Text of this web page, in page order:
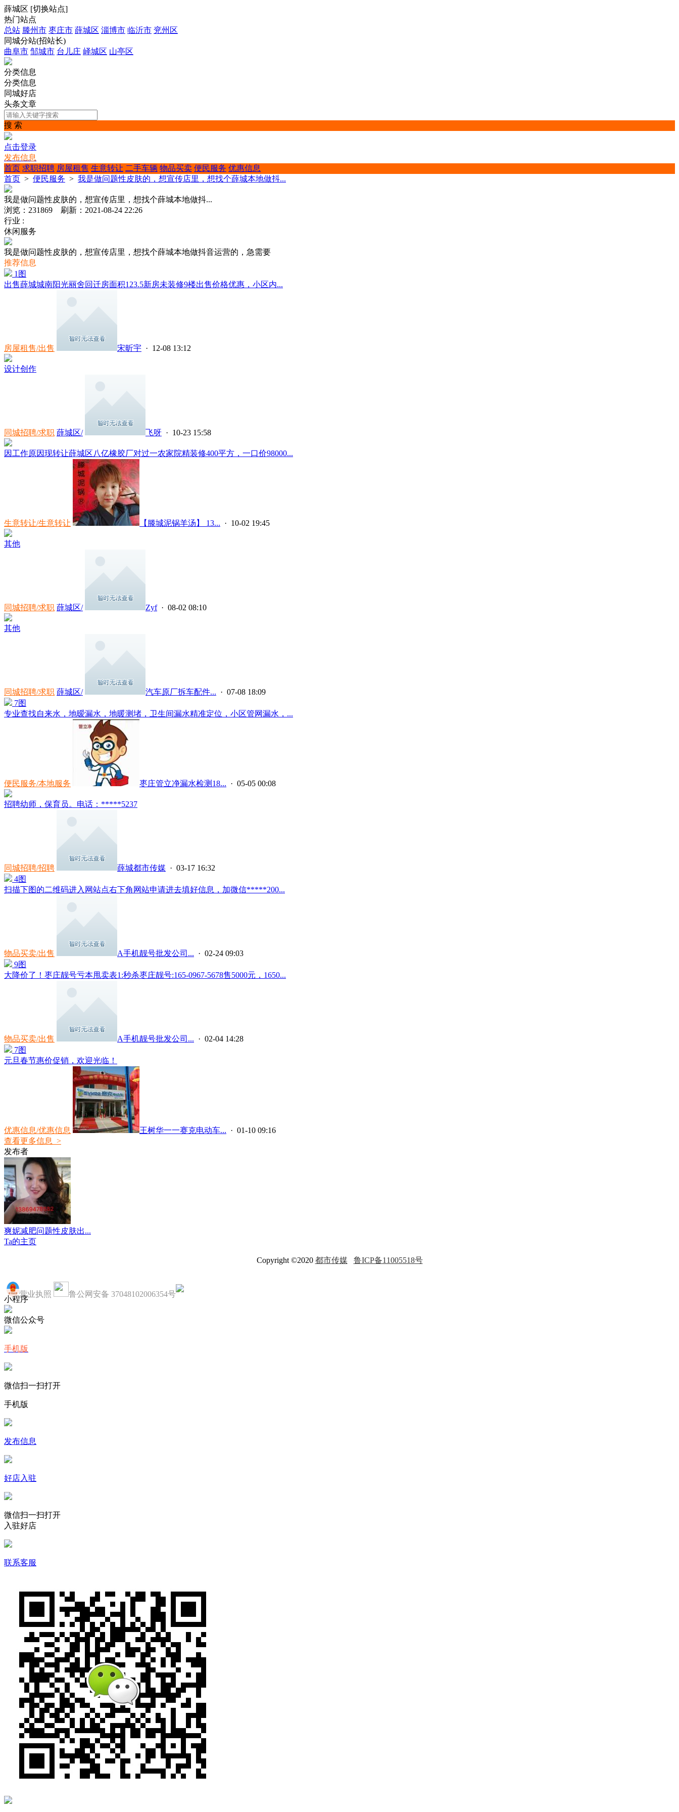
薛城区 [切换站点]
热门站点
总站 滕州市 枣庄市 薛城区 淄博市 临沂市 兖州区
同城分站(招站长)
曲阜市 邹城市 台儿庄 峄城区 山亭区
分类信息
分类信息
同城好店
头条文章
搜 索
点击登录
发布信息
首页 求职招聘 房屋租售 生意转让 二手车辆 物品买卖 便民服务 优惠信息
首页 > 便民服务 > 我是做问题性皮肤的，想宣传店里，想找个薛城本地做抖...
我是做问题性皮肤的，想宣传店里，想找个薛城本地做抖...
浏览：231869 刷新：2021-08-24 22:26
行业 :
休闲服务
我是做问题性皮肤的，想宣传店里，想找个薛城本地做抖音运营的，急需要
推荐信息
1图
出售薛城城南阳光丽舍回迁房面积123.5新房未装修9楼出售价格优惠，小区内...
房屋租售/出售 宋昕宇 · 12-08 13:12
设计创作
同城招聘/求职 薛城区/ 飞呀 · 10-23 15:58
因工作原因现转让薛城区八亿橡胶厂对过一农家院精装修400平方，一口价98000...
生意转让/生意转让 【滕城泥锅羊汤】 13... · 10-02 19:45
其他
同城招聘/求职 薛城区/ Zyf · 08-02 08:10
其他
同城招聘/求职 薛城区/ 汽车原厂拆车配件... · 07-08 18:09
7图
专业查找自来水，地暧漏水，地暖测堵，卫生间漏水精准定位，小区管网漏水，...
便民服务/本地服务 枣庄管立净漏水检测18... · 05-05 00:08
招聘幼师，保育员。电话：*****5237
同城招聘/招聘 薛城都市传媒 · 03-17 16:32
4图
扫描下图的二维码进入网站点右下角网站申请进去填好信息，加微信*****200...
物品买卖/出售 A手机靓号批发公司... · 02-24 09:03
9图
大降价了！枣庄靓号亏本甩卖表1:秒杀枣庄靓号:165-0967-5678售5000元，1650...
物品买卖/出售 A手机靓号批发公司... · 02-04 14:28
7图
元旦春节惠价促销，欢迎光临！
优惠信息/优惠信息 王树华一一赛克电动车... · 01-10 09:16
查看更多信息 >
发布者
爽妮减肥问题性皮肤出...
Ta的主页
Copyright ©2020 都市传媒 鲁ICP备11005518号
营业执照 鲁公网安备 37048102006354号
小程序
微信公众号
手机版
微信扫一扫打开
手机版
发布信息
好店入驻
微信扫一扫打开
入驻好店
联系客服